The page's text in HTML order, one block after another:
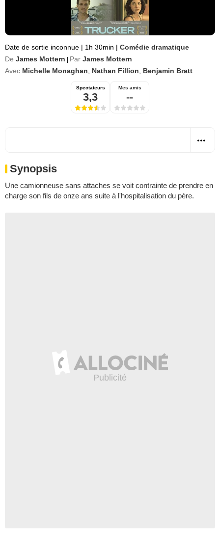
Date de sortie inconnue | 1h 30min | Comédie dramatique
De James Mottern Par James Mottern
Avec Michelle Monaghan Nathan Fillion Benjamin Bratt
Spectateurs
3,3
Mes amis
--
Synopsis
Une camionneuse sans attaches se voit contrainte de prendre en
charge son fils de onze ans suite à l'hospitalisation du père.